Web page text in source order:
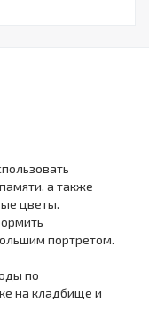
а также
цветы.
портретом.
по
на кладбище и